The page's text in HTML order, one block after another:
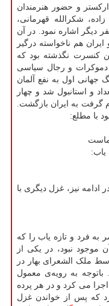
و حضور هنرمندان
شکرالله قهرمانی،
دیگر اشاره نمود. در آن
هم ناخواسته درگیر
کنسرت نگذشته بود که
و رجال سیاسی
جهانی اول به نفع آلمان
و استانبول شد و چهار
به ایران بازگشت.
با مطلع:
ماست
یاب:
ادامه نیز، غزل دیگری با
به فرد و تازه یاب را که
موجود نبود، در یکی از
ملک الشعرای بهار در
به رویه‌ی معمول
می کرد و در هر پرده
که پس از خواندن غزل